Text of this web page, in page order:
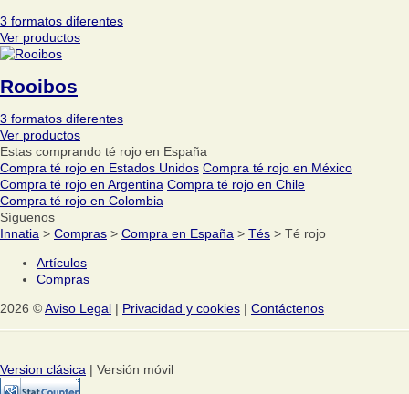
3 formatos diferentes
Ver productos
Rooibos
3 formatos diferentes
Ver productos
Estas comprando té rojo en España
Compra té rojo en Estados Unidos Compra té rojo en México
Compra té rojo en Argentina Compra té rojo en Chile
Compra té rojo en Colombia
Síguenos
Innatia > Compras > Compra en España > Tés > Té rojo
Artículos
Compras
2026 ©Aviso Legal | Privacidad y cookies | Contáctenos
Version clásica | Versión móvil